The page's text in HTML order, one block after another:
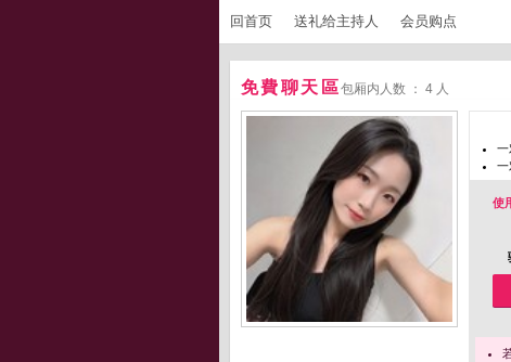
回首页 送礼给主持人 会员购点
免費聊天區包厢内人数 ： 4 人
一
一
使